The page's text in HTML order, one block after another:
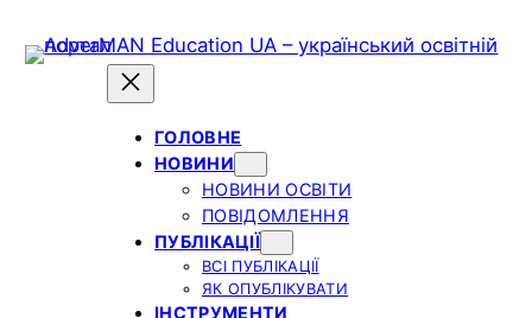
to
ГОЛОВНЕ
НОВИНИ
НОВИНИ ОСВІТИ
ПОВІДОМЛЕННЯ
ПУБЛІКАЦІЇ
ВСІ ПУБЛІКАЦІЇ
ЯК ОПУБЛІКУВАТИ
ІНСТРУМЕНТИ